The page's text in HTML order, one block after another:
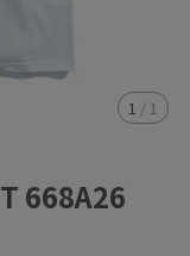
1 / 1
668A26